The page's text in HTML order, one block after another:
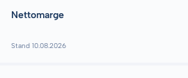
Nettomarge
Stand 10.08.2026